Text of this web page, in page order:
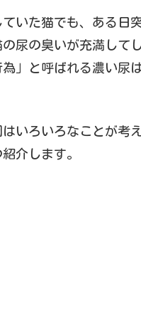
いた猫でも、ある日
尿の臭いが充満して
」と呼ばれる濃い尿
いろいろなことが考
介します。